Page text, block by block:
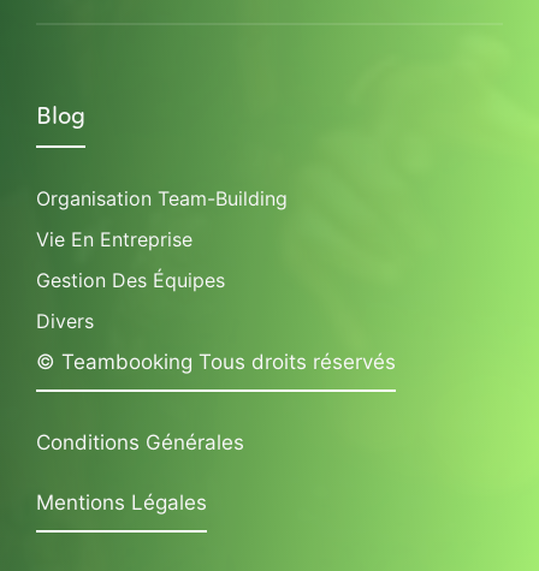
Blog
Organisation Team-Building
Vie En Entreprise
Gestion Des Équipes
Divers
© Teambooking Tous droits réservés
Conditions Générales
Mentions Légales